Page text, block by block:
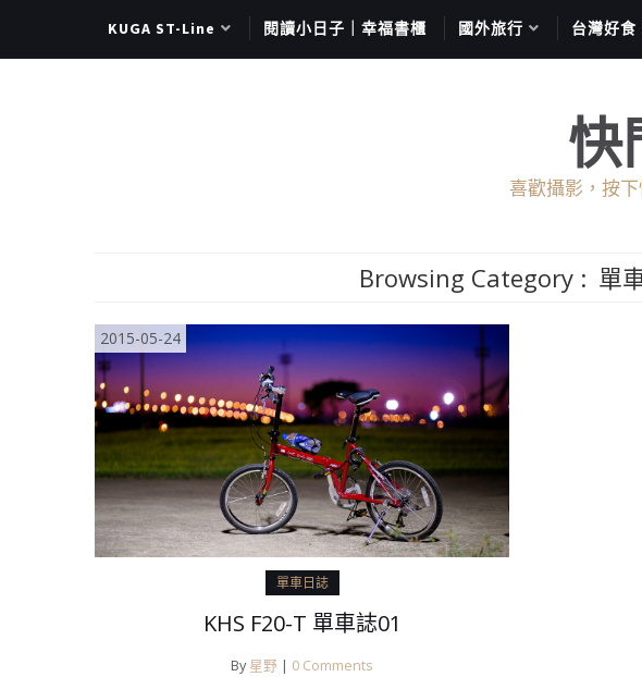
KUGA ST-Line 閱讀小日子｜幸福書櫃 國外旅行 台灣好食
快
喜歡攝影，按
Browsing Category : 單
2015-05-24
單車日誌
KHS F20-T 單車誌01
By 星野 | 0 Comments